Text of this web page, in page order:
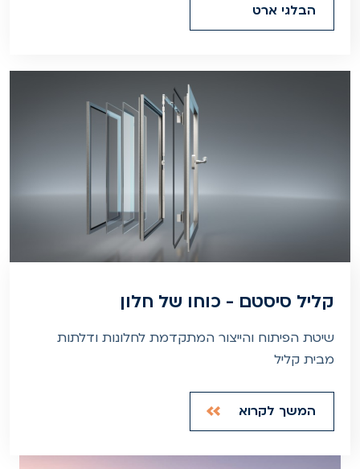
הבלגי ארט
קליל סיסטם - כוחו של חלון
שיטת הפיתוח והייצור המתקדמת לחלונות ודלתות
מבית קליל
המשך לקרוא